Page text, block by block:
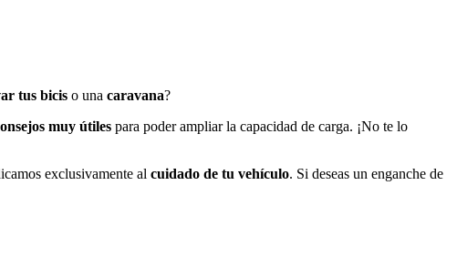
tus bicis o una caravana?
muy útiles para poder ampliar la capacidad de carga. ¡No te lo
exclusivamente al cuidado de tu vehículo. Si deseas un enganche de